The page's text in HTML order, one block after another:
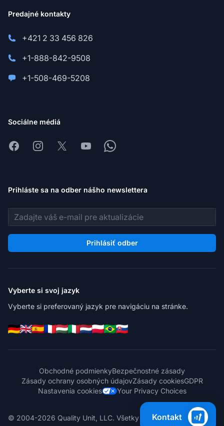
Predajné kontakty
+421 2 33 456 826
+1-888-842-9508
+1-508-469-5208
Sociálne médiá
FacebookInstagram
X YoutubeWhatsapp
Prihláste sa na odber nášho newslettera
E-mailová adresa
Prihlásiť odber
Vyberte si svoj jazyk
Vyberte si preferovaný jazyk pre navigáciu na stránke.
Obchodné podmienkyBezpečnostné zásady
Zásady ochrany osobných údajovZásady cookiesGDPR
Nastavenia cookies
Your Privacy Choices
© 2004-2026 Quality Unit, LLC. Všetky práva vyhradené.
Kontakt